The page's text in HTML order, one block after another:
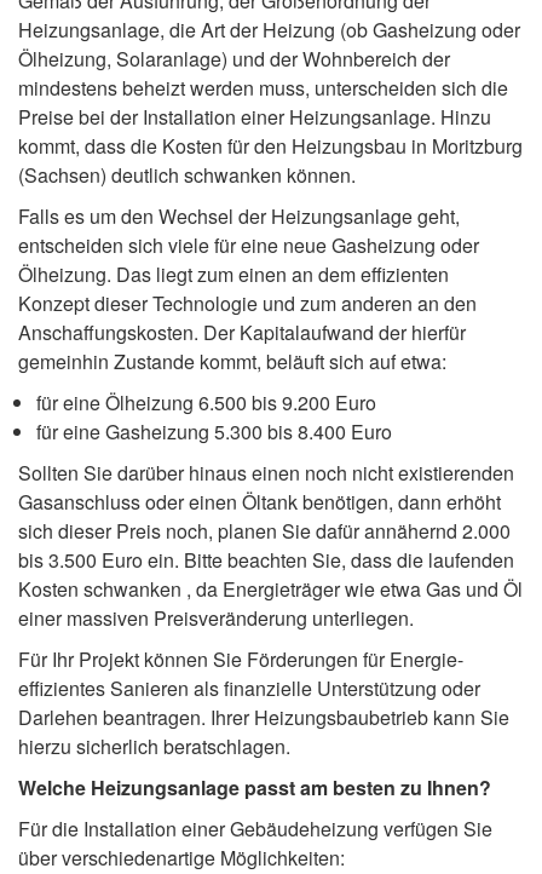
Heizungsanlage, die Art der Heizung (ob Gasheizung oder
Ölheizung, Solaranlage) und der Wohnbereich der
mindestens beheizt werden muss, unterscheiden sich die
Preise bei der Installation einer Heizungsanlage. Hinzu
kommt, dass die Kosten für den Heizungsbau in Moritzburg
(Sachsen) deutlich schwanken können.
Falls es um den Wechsel der Heizungsanlage geht,
entscheiden sich viele für eine neue Gasheizung oder
Ölheizung. Das liegt zum einen an dem effizienten
Konzept dieser Technologie und zum anderen an den
Anschaffungskosten. Der Kapitalaufwand der hierfür
gemeinhin Zustande kommt, beläuft sich auf etwa:
für eine Ölheizung 6.500 bis 9.200 Euro
für eine Gasheizung 5.300 bis 8.400 Euro
Sollten Sie darüber hinaus einen noch nicht existierenden
Gasanschluss oder einen Öltank benötigen, dann erhöht
sich dieser Preis noch, planen Sie dafür annähernd 2.000
bis 3.500 Euro ein. Bitte beachten Sie, dass die laufenden
Kosten schwanken , da Energieträger wie etwa Gas und Öl
einer massiven Preisveränderung unterliegen.
Für Ihr Projekt können Sie Förderungen für Energie-
effizientes Sanieren als finanzielle Unterstützung oder
Darlehen beantragen. Ihrer Heizungsbaubetrieb kann Sie
hierzu sicherlich beratschlagen.
Welche Heizungsanlage passt am besten zu Ihnen?
Für die Installation einer Gebäudeheizung verfügen Sie
über verschiedenartige Möglichkeiten: